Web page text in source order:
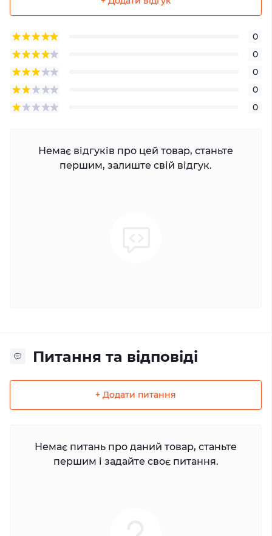
0
0
0
0
0
Немає відгуків про цей товар, станьте
першим, залиште свій відгук.
Питання та відповіді
+ Додати питання
Немає питань про даний товар, станьте
першим і задайте своє питання.